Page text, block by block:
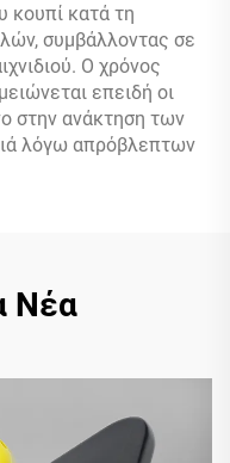
κουπί κατά τη
συμβάλλοντας σε
Ο χρόνος
επειδή οι
στην ανάκτηση των
λόγω απρόβλεπτων
Νέα